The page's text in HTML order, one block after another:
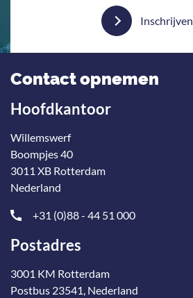
Inschrijven
Contact opnemen
Hoofdkantoor
Willemswerf
Boompjes 40
3011 XB Rotterdam
Nederland
+31 (0)88 - 44 51 000
Postadres
3001 KM Rotterdam
Postbus 23541, Nederland